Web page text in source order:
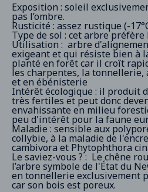
Exposition : soleil
pas l’ombre.
Rusticité : assez rustique (-
Type de sol : cet arbre
Utilisation : arbre
exigeant et qui résiste bien à
planté en forêt car il croît
les charpentes, la
et en ébénisterie
Intérêt écologique : il produit
très fertiles et peut donc
envahissante en milieu
peu d'intérêt pour la faune
Maladie : sensible aux
collybie, à la maladie de
cambivora et Phytophthora
Le saviez-vous ? : Le chêne
l’arbre symbole de l'État du
en tonnellerie exclusivement
car son bois est poreux.